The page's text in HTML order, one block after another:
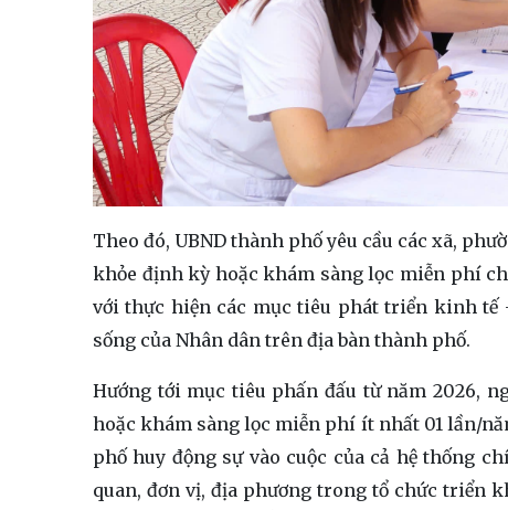
Theo đó, UBND thành phố yêu cầu các xã,
khỏe định kỳ hoặc khám sàng lọc miễn phí
với thực hiện các mục tiêu phát triển kinh tế
sống của Nhân dân trên địa bàn thành phố.
Hướng tới mục tiêu phấn đấu từ năm 2026,
hoặc khám sàng lọc miễn phí ít nhất 01 lần/
phố huy động sự vào cuộc của cả hệ thống
quan, đơn vị, địa phương trong tổ chức triển